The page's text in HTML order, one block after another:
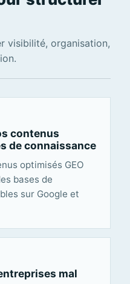
visibilité, organisation,
contenus
de connaissance
optimisés GEO
bases de
sur Google et
mal